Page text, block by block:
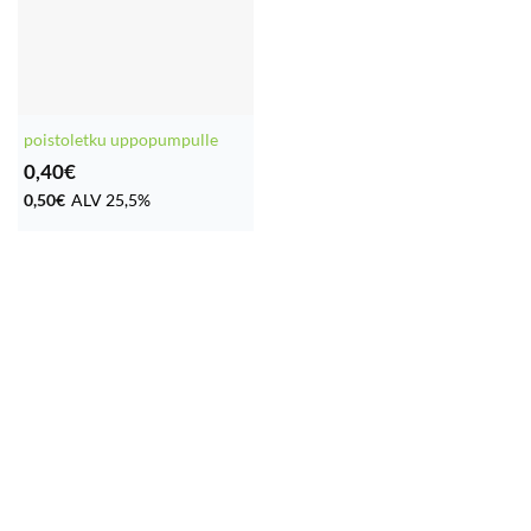
poistoletku uppopumpulle
0,40€
0,50€ ALV 25,5%